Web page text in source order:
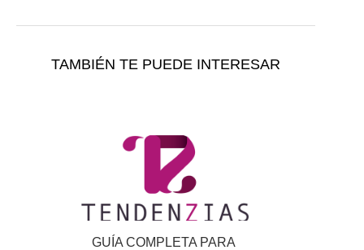
TAMBIÉN TE PUEDE INTERESAR
GUÍA COMPLETA PARA